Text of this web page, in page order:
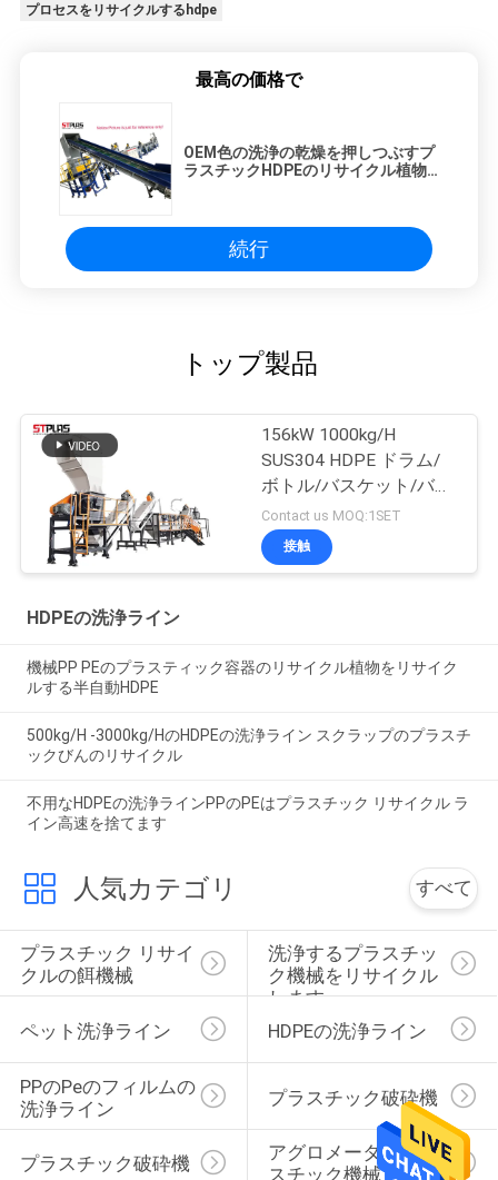
プロセスをリサイクルするhdpe
最高の価格で
OEM色の洗浄の乾燥を押しつぶすプ
ラスチックHDPEのリサイクル植物
続行
トップ製品
156kW 1000kg/H
SUS304 HDPE ドラム/
ボトル/バスケット/バレ
ル用洗浄ライン
Contact us MOQ:1SET
接触
HDPEの洗浄ライン
機械PP PEのプラスティック容器のリサイクル植物をリサイク
ルする半自動HDPE
500kg/H -3000kg/HのHDPEの洗浄ライン スクラップのプラスチ
ックびんのリサイクル
不用なHDPEの洗浄ラインPPのPEはプラスチック リサイクル ラ
イン高速を捨てます
人気カテゴリ すべて
プラスチック リサイ
クルの餌機械
洗浄するプラスチッ
ク機械をリサイクル
します
ペット洗浄ライン
HDPEの洗浄ライン
PPのpeのフィルムの
洗浄ライン
プラスチック破砕機
プラスチック破砕機
アグロメーター プラ
スチック機械